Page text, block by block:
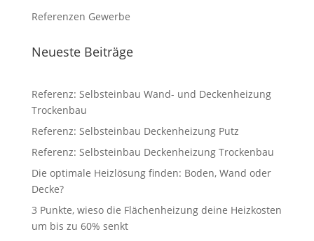
Referenzen Gewerbe
Neueste Beiträge
Referenz: Selbsteinbau Wand- und Deckenheizung
Trockenbau
Referenz: Selbsteinbau Deckenheizung Putz
Referenz: Selbsteinbau Deckenheizung Trockenbau
Die optimale Heizlösung finden: Boden, Wand oder
Decke?
3 Punkte, wieso die Flächenheizung deine Heizkosten
um bis zu 60% senkt